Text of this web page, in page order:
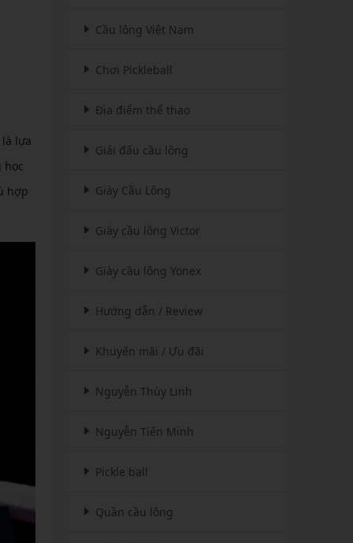
lựa
học
hợp
Cầu lông Việt Nam
Chơi Pickleball
Địa điểm thể thao
Giải đấu cầu lông
Giày Cầu Lông
Giày cầu lông Victor
Giày cầu lông Yonex
Hướng dẫn / Review
Khuyến mãi / Ưu đãi
Nguyễn Thùy Linh
Nguyễn Tiến Minh
Pickle ball
Quần cầu lông